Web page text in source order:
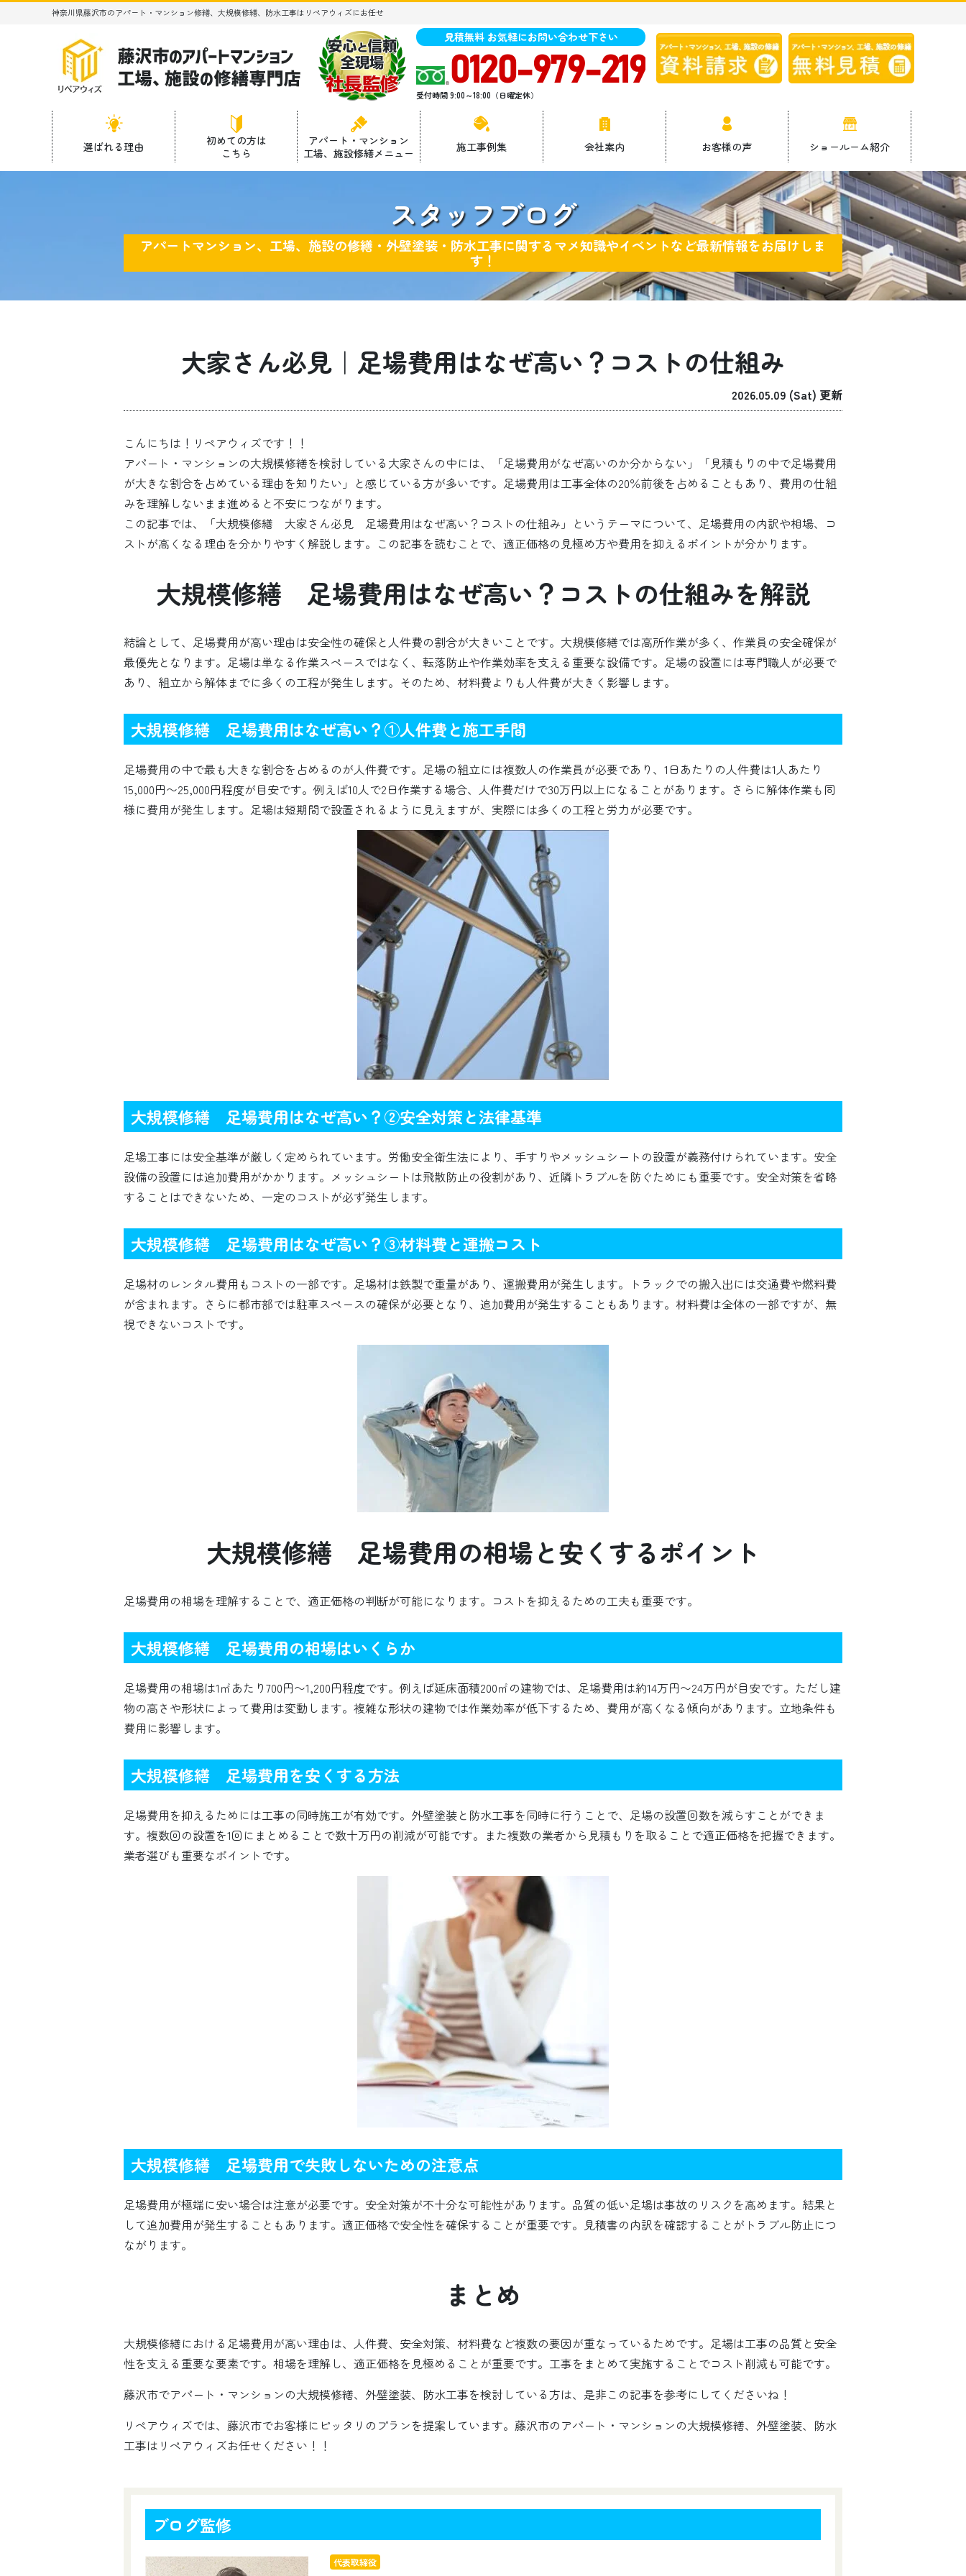
神奈川県藤沢市のアパート・マンション修繕、大規模修繕、防水工事はリペアウィズにお任せ
見積無料 お気軽にお問い合わせ下さい
0120-979-219
受付時間 9:00～18:00（日曜定休）
選ばれる理由
初めての方は
こちら
アパート・マンション
工場、施設修繕メニュー
施工事例集 会社案内 お客様の声 ショールーム紹介
スタッフブログ
アパートマンション、工場、施設の修繕・外壁塗装・防水工事に関するマメ知識やイベントなど最新情報をお届けしま
す！
大家さん必見｜足場費用はなぜ高い？コストの仕組み
2026.05.09 (Sat) 更新
こんにちは！リペアウィズです！！
アパート・マンションの大規模修繕を検討している大家さんの中には、「足場費用がなぜ高いのか分からない」「見積もりの中で足場費用
が大きな割合を占めている理由を知りたい」と感じている方が多いです。足場費用は工事全体の20％前後を占めることもあり、費用の仕組
みを理解しないまま進めると不安につながります。
この記事では、「大規模修繕 大家さん必見 足場費用はなぜ高い？コストの仕組み」というテーマについて、足場費用の内訳や相場、コ
ストが高くなる理由を分かりやすく解説します。この記事を読むことで、適正価格の見極め方や費用を抑えるポイントが分かります。
大規模修繕 足場費用はなぜ高い？コストの仕組みを解説
結論として、足場費用が高い理由は安全性の確保と人件費の割合が大きいことです。大規模修繕では高所作業が多く、作業員の安全確保が
最優先となります。足場は単なる作業スペースではなく、転落防止や作業効率を支える重要な設備です。足場の設置には専門職人が必要で
あり、組立から解体までに多くの工程が発生します。そのため、材料費よりも人件費が大きく影響します。
大規模修繕 足場費用はなぜ高い？①人件費と施工手間
足場費用の中で最も大きな割合を占めるのが人件費です。足場の組立には複数人の作業員が必要であり、1日あたりの人件費は1人あたり
15,000円〜25,000円程度が目安です。例えば10人で2日作業する場合、人件費だけで30万円以上になることがあります。さらに解体作業も同
様に費用が発生します。足場は短期間で設置されるように見えますが、実際には多くの工程と労力が必要です。
大規模修繕 足場費用はなぜ高い？②安全対策と法律基準
足場工事には安全基準が厳しく定められています。労働安全衛生法により、手すりやメッシュシートの設置が義務付けられています。安全
設備の設置には追加費用がかかります。メッシュシートは飛散防止の役割があり、近隣トラブルを防ぐためにも重要です。安全対策を省略
することはできないため、一定のコストが必ず発生します。
大規模修繕 足場費用はなぜ高い？③材料費と運搬コスト
足場材のレンタル費用もコストの一部です。足場材は鉄製で重量があり、運搬費用が発生します。トラックでの搬入出には交通費や燃料費
が含まれます。さらに都市部では駐車スペースの確保が必要となり、追加費用が発生することもあります。材料費は全体の一部ですが、無
視できないコストです。
大規模修繕 足場費用の相場と安くするポイント
足場費用の相場を理解することで、適正価格の判断が可能になります。コストを抑えるための工夫も重要です。
大規模修繕 足場費用の相場はいくらか
足場費用の相場は1㎡あたり700円〜1,200円程度です。例えば延床面積200㎡の建物では、足場費用は約14万円〜24万円が目安です。ただし建
物の高さや形状によって費用は変動します。複雑な形状の建物では作業効率が低下するため、費用が高くなる傾向があります。立地条件も
費用に影響します。
大規模修繕 足場費用を安くする方法
足場費用を抑えるためには工事の同時施工が有効です。外壁塗装と防水工事を同時に行うことで、足場の設置回数を減らすことができま
す。複数回の設置を1回にまとめることで数十万円の削減が可能です。また複数の業者から見積もりを取ることで適正価格を把握できます。
業者選びも重要なポイントです。
大規模修繕 足場費用で失敗しないための注意点
足場費用が極端に安い場合は注意が必要です。安全対策が不十分な可能性があります。品質の低い足場は事故のリスクを高めます。結果と
して追加費用が発生することもあります。適正価格で安全性を確保することが重要です。見積書の内訳を確認することがトラブル防止につ
ながります。
まとめ
大規模修繕における足場費用が高い理由は、人件費、安全対策、材料費など複数の要因が重なっているためです。足場は工事の品質と安全
性を支える重要な要素です。相場を理解し、適正価格を見極めることが重要です。工事をまとめて実施することでコスト削減も可能です。
藤沢市でアパート・マンションの大規模修繕、外壁塗装、防水工事を検討している方は、是非この記事を参考にしてくださいね！
リペアウィズでは、藤沢市でお客様にピッタリのプランを提案しています。藤沢市のアパート・マンションの大規模修繕、外壁塗装、防水
工事はリペアウィズお任せください！！
ブログ監修
代表取締役